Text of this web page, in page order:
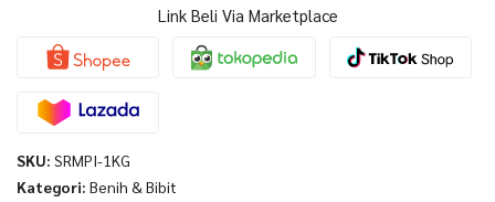
Link Beli Via Marketplace
SKU: SRMPI-1KG
Kategori: Benih & Bibit